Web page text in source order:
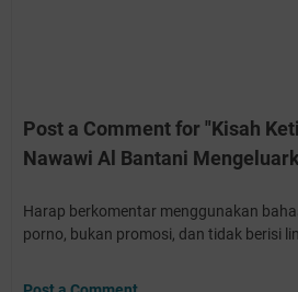
Post a Comment for "Kisah
Nawawi Al Bantani
Harap berkomentar menggunakan
porno, bukan promosi, dan tidak berisi